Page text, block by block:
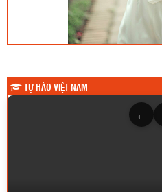
TỰ HÀO VIỆT NAM
←